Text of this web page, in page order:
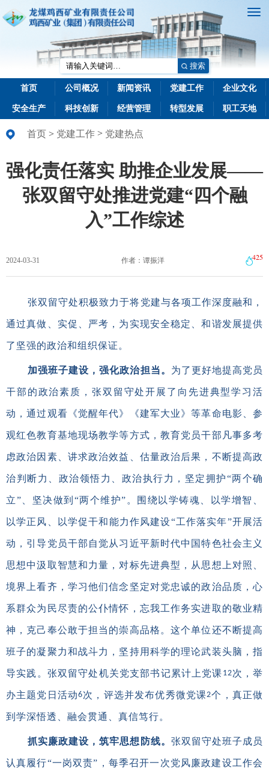
搜索
首页 公司概况 新闻资讯 党建工作 企业文化
安全生产 科技创新 经营管理 转型发展 职工天地
首页 > 党建工作 > 党建热点
强化责任落实 助推企业发展——
张双留守处推进党建“四个融
入”工作综述
2024-03-31 作者：谭振洋 425
张双留守处积极致力于将党建与各项工作深度融和，
通过真做、实促、严考，为实现安全稳定、和谐发展提供
了坚强的政治和组织保证。
加强班子建设，强化政治担当。 为了更好地提高党员
干部的政治素质，张双留守处开展了向先进典型学习活
动，通过观看《觉醒年代》《建军大业》等革命电影、参
观红色教育基地现场教学等方式，教育党员干部凡事多考
虑政治因素、讲求政治效益、估量政治后果，不断提高政
治判断力、政治领悟力、政治执行力，坚定拥护“两个确
立”、坚决做到“两个维护”。围绕以学铸魂、以学增智、
以学正风、以学促干和能力作风建设“工作落实年”开展活
动，引导党员干部自觉从习近平新时代中国特色社会主义
思想中汲取智慧和力量，对标先进典型，从思想上对照、
境界上看齐，学习他们信念坚定对党忠诚的政治品质，心
系群众为民尽责的公仆情怀，忘我工作务实进取的敬业精
神，克己奉公敢于担当的崇高品格。这个单位还不断提高
班子的凝聚力和战斗力，坚持用科学的理论武装头脑，指
导实践。张双留守处机关党支部书记累计上党课 12次，举
办主题党日活动6次，评选并发布优秀微党课2个，真正做
到学深悟透、融会贯通、真信笃行。
抓实廉政建设，筑牢思想防线。 张双留守处班子成员
认真履行“一岗双责”，每季召开一次党风廉政建设工作会